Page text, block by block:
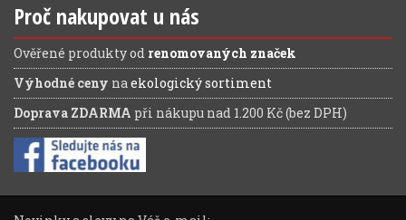
Proč nakupovat u nás
Ověřené produkty od renomovaných značek
Výhodné ceny naekologický sortiment
Doprava ZDARMA při nákupu nad 1.200 Kč (bez DPH)